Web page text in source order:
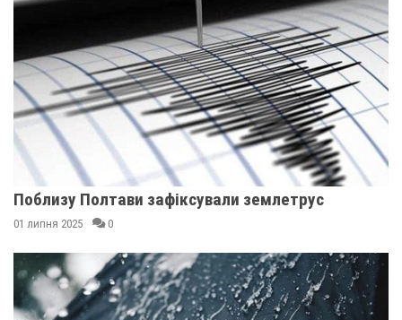
Поблизу Полтави зафіксували землетрус
01 липня 2025 0